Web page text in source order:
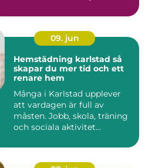
09. jun
Hemstädning karlstad så
skapar du mer tid och ett
renare hem
Många i Karlstad upplever
att vardagen är full av
måsten. Jobb, skola, träning
och sociala aktivitet...